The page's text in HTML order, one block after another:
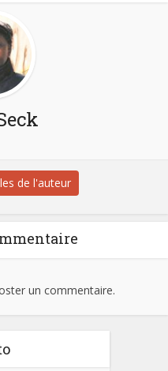
de l'auteur
un commentaire.